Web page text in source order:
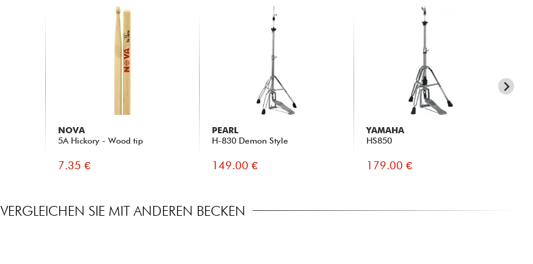
NOVA
5A Hickory - Wood tip
7.35 €
PEARL
H-830 Demon Style
149.00 €
YAMAHA
HS850
179.00 €
VERGLEICHEN SIE MIT ANDEREN BECKEN